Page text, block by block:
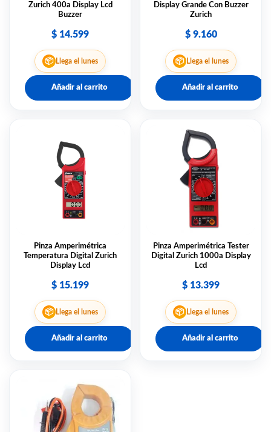
Zurich 400a Display Lcd
Buzzer
$ 14.599
📦 Llega el lunes
Añadir al carrito
Display Grande Con Buzzer
Zurich
$9.160
📦 Llega el lunes
Añadir al carrito
Pinza Amperimétrica
Temperatura Digital Zurich
Display Lcd
$ 15.199
📦 Llega el lunes
Añadir al carrito
Pinza Amperimétrica Tester
Digital Zurich 1000a Display
Lcd
$ 13.399
📦 Llega el lunes
Añadir al carrito